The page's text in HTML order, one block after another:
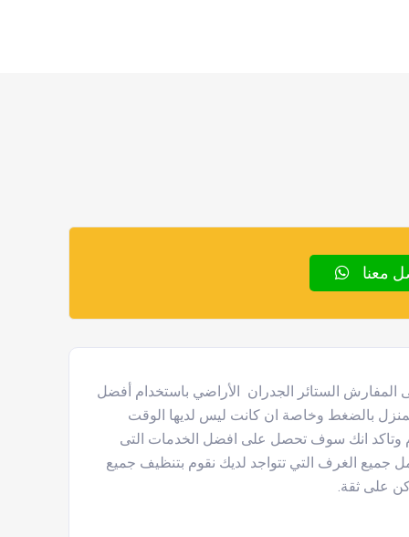
معنا
المفارش الستائر الجدران الأراضي باستخدام أفضل
بالضغط وخاصة ان كانت ليس لديها الوقت
وتاكد انك سوف تحصل على افضل الخدمات التى
جميع الغرف التي تتواجد لديك نقوم بتنظيف جميع
على ثقة.